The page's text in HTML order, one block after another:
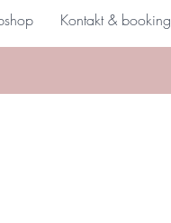
Kontakt & booking